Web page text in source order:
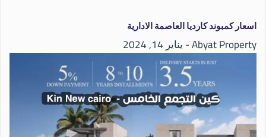
اسعار كمبوند كارديا العاصمة الادارية
Abyat Property يناير 14, 2024